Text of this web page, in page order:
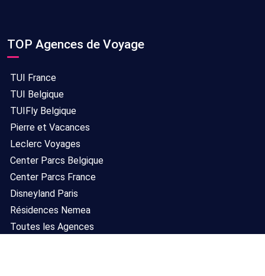
TOP Agences de Voyage
TUI France
TUI Belgique
TUIFly Belgique
Pierre et Vacances
Leclerc Voyages
Center Parcs Belgique
Center Parcs France
Disneyland Paris
Résidences Nemea
Toutes les Agences